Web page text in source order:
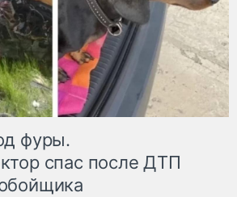
фуры.
спас после ДТП